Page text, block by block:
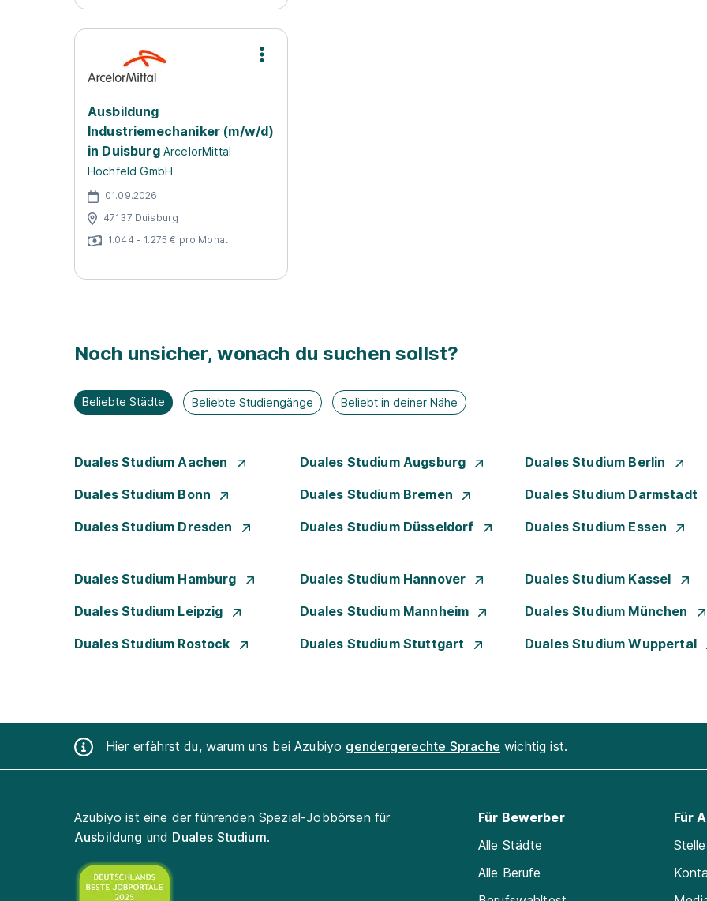
Ausbildung
Industriemechaniker (m/w/d)
in Duisburg ArcelorMittal
Hochfeld GmbH
01.09.2026
47137 Duisburg
1.044 - 1.275 € pro Monat
Noch unsicher, wonach du suchen sollst?
Beliebte Städte Beliebte Studiengänge Beliebt in deiner Nähe
Duales Studium Aachen Duales Studium Augsburg Duales Studium Berlin
Duales Studium Bonn Duales Studium Bremen Duales Studium Darmstadt
Duales Studium Dresden Duales Studium Düsseldorf Duales Studium Essen
Duales Studium Hamburg Duales Studium Hannover Duales Studium Kassel
Duales Studium Leipzig Duales Studium Mannheim Duales Studium München
Duales Studium Rostock Duales Studium Stuttgart Duales Studium Wuppertal
Hier erfährst du, warum uns bei Azubiyo gendergerechte Sprache wichtig ist.
Azubiyo ist eine der führenden Spezial-Jobbörsen für
Ausbildung und Duales Studium.
Für Bewerber
Alle Städte
Alle Berufe
Für